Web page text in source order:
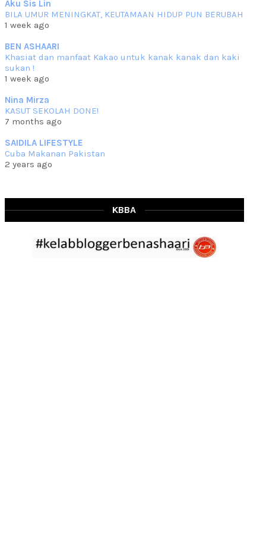
RESIPI KURMA AYAM MERAH
Assalammualaikum, salam semua. Hari ni 4 Zulhijjah 1444 Hijrah,
Jun 23 2023
RESIPI SAMBAL PARU
Assalammualaikum, salam sejahtera semua. Lama betul che mat tak
Jun 20 2023
RESIPI PISANG MUDA MASAK LEMAK
lemak ni che mat... read more
Mar 07 2023
RESIPI BAMIA KAMBING
Assalammualaikum, salam Ahad semua. Dah beberapa hari cuaca
asyik hujan saja di... read more
Aku Sis Lin
BILA UMUR MENINGKAT, KEUTAMAAN HIDUP PUN BERUBAH
1 week ago
BEN ASHAARI
Khasiat dan manfaat Kakao untuk kanak kanak dan kaki
sukan !
1 week ago
Nina Mirza
KASUT SEKOLAH DONE!
7 months ago
SAIDILA LIFESTYLE
Cuba Makanan Pakistan
2 years ago
KBBA